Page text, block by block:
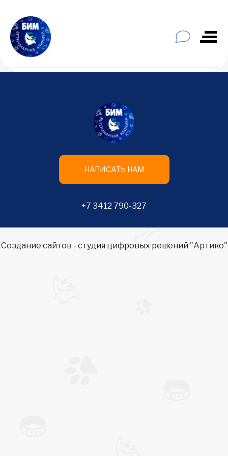
НАПИСАТЬ НАМ
+7 3412 790-327
Создание сайтов - студия цифровых решений "Артико"